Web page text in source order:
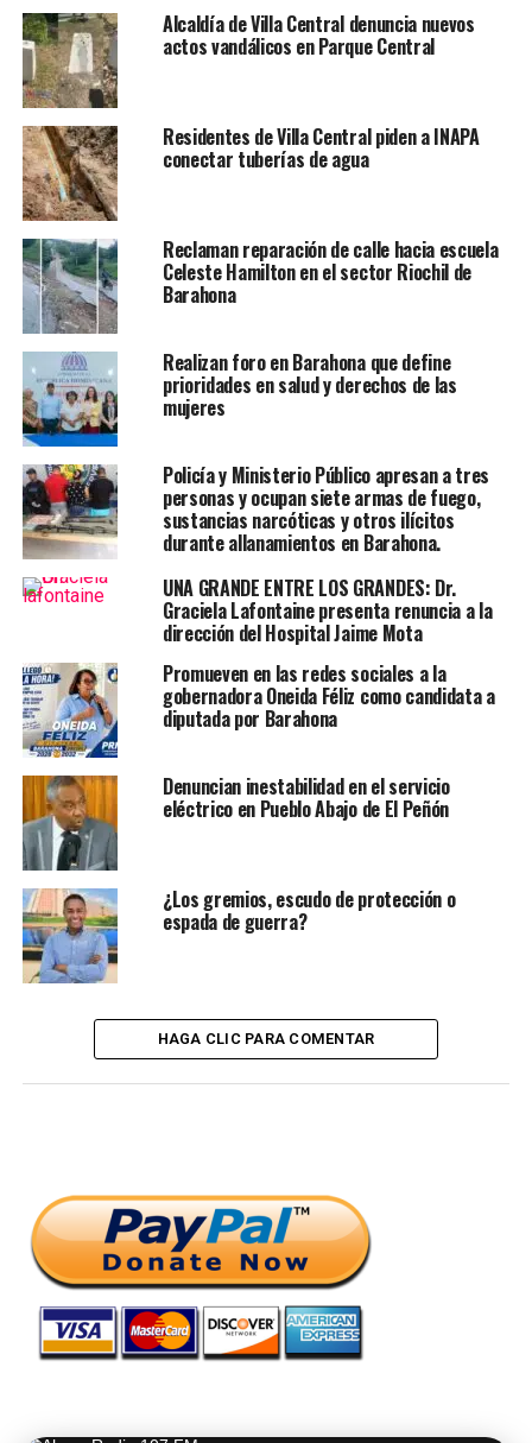
Alcaldía de Villa Central denuncia nuevos
actos vandálicos en Parque Central
Residentes de Villa Central piden a INAPA
conectar tuberías de agua
Reclaman reparación de calle hacia escuela
Celeste Hamilton en el sector Riochil de
Barahona
Realizan foro en Barahona que define
prioridades en salud y derechos de las
mujeres
Policía y Ministerio Público apresan a tres
personas y ocupan siete armas de fuego,
sustancias narcóticas y otros ilícitos
durante allanamientos en Barahona.
UNA GRANDE ENTRE LOS GRANDES: Dr.
Graciela Lafontaine presenta renuncia a la
dirección del Hospital Jaime Mota
Promueven en las redes sociales a la
gobernadora Oneida Féliz como candidata a
diputada por Barahona
Denuncian inestabilidad en el servicio
eléctrico en Pueblo Abajo de El Peñón
¿Los gremios, escudo de protección o
espada de guerra?
HAGA CLIC PARA COMENTAR